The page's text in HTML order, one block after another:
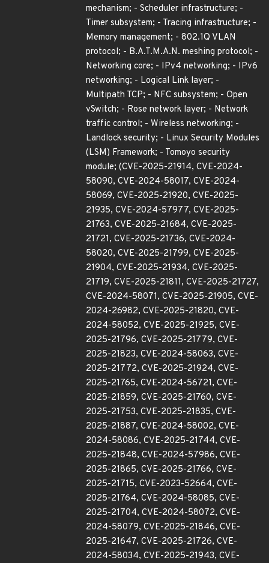
mechanism; - Scheduler infrastructure; -
Timer subsystem; - Tracing infrastructure; -
Memory management; - 802.1Q VLAN
protocol; - B.A.T.M.A.N. meshing protocol; -
Networking core; - IPv4 networking; - IPv6
networking; - Logical Link layer; -
Multipath TCP; - NFC subsystem; - Open
vSwitch; - Rose network layer; - Network
traffic control; - Wireless networking; -
Landlock security; - Linux Security Modules
(LSM) Framework; - Tomoyo security
module; (CVE-2025-21914, CVE-2024-
58090, CVE-2024-58017, CVE-2024-
58069, CVE-2025-21920, CVE-2025-
21935, CVE-2024-57977, CVE-2025-
21763, CVE-2025-21684, CVE-2025-
21721, CVE-2025-21736, CVE-2024-
58020, CVE-2025-21799, CVE-2025-
21904, CVE-2025-21934, CVE-2025-
21719, CVE-2025-21811, CVE-2025-21727,
CVE-2024-58071, CVE-2025-21905, CVE-
2024-26982, CVE-2025-21820, CVE-
2024-58052, CVE-2025-21925, CVE-
2025-21796, CVE-2025-21779, CVE-
2025-21823, CVE-2024-58063, CVE-
2025-21772, CVE-2025-21924, CVE-
2025-21765, CVE-2024-56721, CVE-
2025-21859, CVE-2025-21760, CVE-
2025-21753, CVE-2025-21835, CVE-
2025-21887, CVE-2024-58002, CVE-
2024-58086, CVE-2025-21744, CVE-
2025-21848, CVE-2024-57986, CVE-
2025-21865, CVE-2025-21766, CVE-
2025-21715, CVE-2023-52664, CVE-
2025-21764, CVE-2024-58085, CVE-
2025-21704, CVE-2024-58072, CVE-
2024-58079, CVE-2025-21846, CVE-
2025-21647, CVE-2025-21726, CVE-
2024-58034, CVE-2025-21943, CVE-